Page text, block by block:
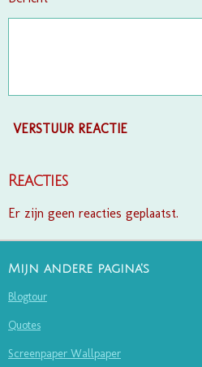
VERSTUUR REACTIE
Reacties
Er zijn geen reacties geplaatst.
Mijn andere pagina's
Blogtour
Quotes
Screenpaper Wallpaper